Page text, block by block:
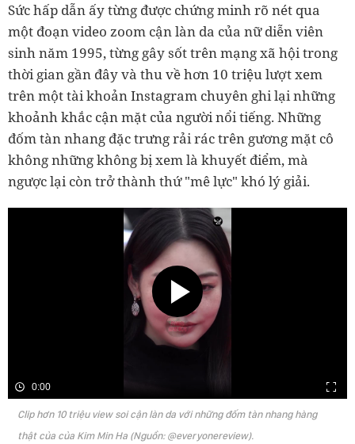
Sức hấp dẫn ấy từng được chứng minh rõ nét qua
một đoạn video zoom cận làn da của nữ diễn viên
sinh năm 1995, từng gây sốt trên mạng xã hội trong
thời gian gần đây và thu về hơn 10 triệu lượt xem
trên một tài khoản Instagram chuyên ghi lại những
khoảnh khắc cận mặt của người nổi tiếng. Những
đốm tàn nhang đặc trưng rải rác trên gương mặt cô
không những không bị xem là khuyết điểm, mà
ngược lại còn trở thành thứ "mê lực" khó lý giải.
0:00
Clip hơn 10 triệu view soi cận làn da với những đốm tàn nhang hàng
thật của của Kim Min Ha (Nguồn: @everyonereview).